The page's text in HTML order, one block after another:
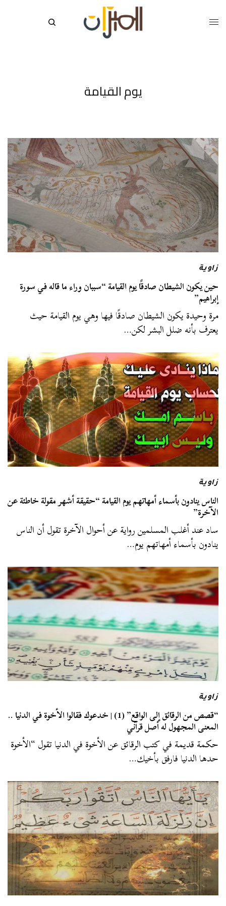
يوم القيامة
زاوية
حين يكون الشيطان صادقًا يوم القيامة “سببان وراء ما قاله في سورة
إبراهيم”
مرة وحيدة يكون الشيطان صادقًا فيها وهي يوم القيامة حيث
يعترف بأنه ضلل البشر لكن…
زاوية
الناس ينادون بأسماء أمهاتهم يوم القيامة “حقيقة أشهر مقولة خاطئة عن
الآخرة”
ساد عند أغلب المسلمين رواية عن أحوال الآخرة تقول أن الناس
ينادون بأسماء أمهاتهم يوم…
زاوية
“قصص من الرقائق إلى الواقع” (1) | خدعوك فقالوا الأخوة في الدنيا ..
المعنى المجهول له أصل قرآني
حكمة قديمة في كتب الرقائق عن الأخوة في الدنيا تقول “الأخوة
حدها الدنيا فارفق بأخيك…